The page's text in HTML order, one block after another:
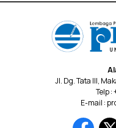
Jl. Dg. Tata III,
Telp :
E-mail :